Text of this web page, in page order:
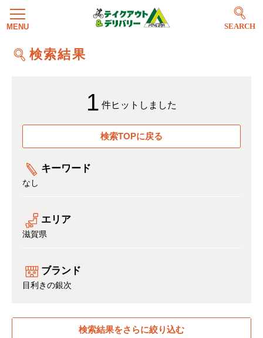
SEARCH
検索結果
1 件ヒットしました
検索TOPに戻る
キーワード
なし
エリア
滋賀県
ブランド
目利きの銀次
検索結果をさらに絞り込む